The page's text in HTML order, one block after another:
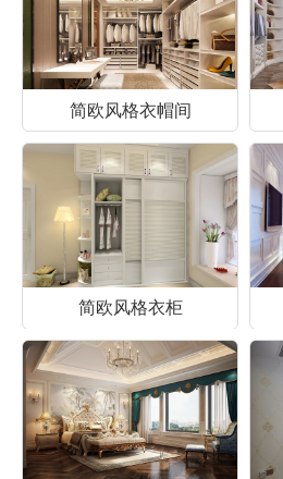
简欧风格衣帽间
简欧风格衣柜